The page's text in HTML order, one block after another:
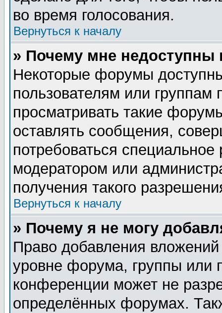
во время голосования.
Вернуться к началу
» Почему мне
Некоторые форумы
пользователям или группам
просматривать такие
оставлять сообщения,
потребоваться
модератором или
получения такого
Вернуться к началу
» Почему я не могу
Право добавления
уровне форума, группы или
конференции может не
определённых форумах.